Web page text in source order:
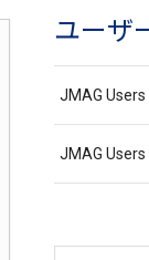
ユーザ
JMAG
JMAG